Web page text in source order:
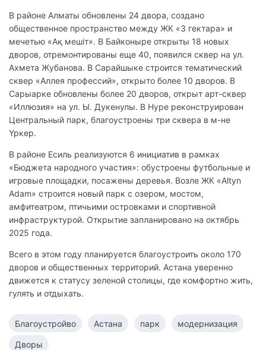
В районе Алматы обновлены 24 двора, создано
общественное пространство между ЖК «3 гектара» и
мечетью «Ақ мешіт». В Байконыре открыты 18 новых
дворов, отремонтированы еще 40, появился сквер на ул.
Ахмета Жубанова. В Сарайшыке строится тематический
сквер «Аллея профессий», открыто более 10 дворов. В
Сарыарке обновлены более 20 дворов, открыт арт-сквер
«Иллюзия» на ул. Ы. Дукенулы. В Нуре реконструирован
Центральный парк, благоустроены три сквера в м-не
Үркер.
В районе Есиль реализуются 6 инициатив в рамках
«Бюджета народного участия»: обустроены футбольные и
игровые площадки, посажены деревья. Возле ЖК «Altyn
Adam» строится новый парк с озером, мостом,
амфитеатром, птичьими островками и спортивной
инфраструктурой. Открытие запланировано на октябрь
2025 года.
Всего в этом году планируется благоустроить около 170
дворов и общественных территорий. Астана уверенно
движется к статусу зеленой столицы, где комфортно жить,
гулять и отдыхать.
Благоустройво Астана парк модернизация
Дворы